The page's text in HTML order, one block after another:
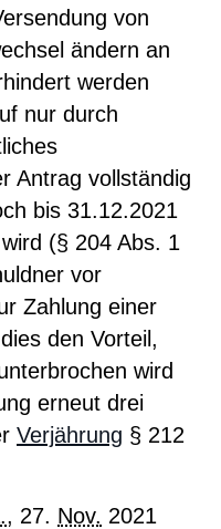
von
ändern an
werden
nur durch
Antrag vollständig
bis 31.12.2021
(§ 204 Abs. 1
vor
Zahlung einer
den Vorteil,
wird
erneut drei
Verjährung § 212
, 27. Nov. 2021